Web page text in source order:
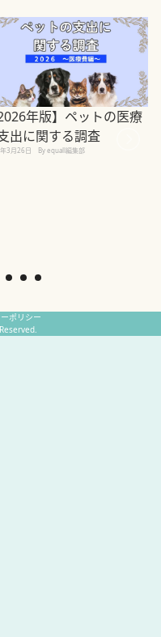
2026年版】ペットの医療
出に関する調査
3月26日 By equall編集部
ポリシー